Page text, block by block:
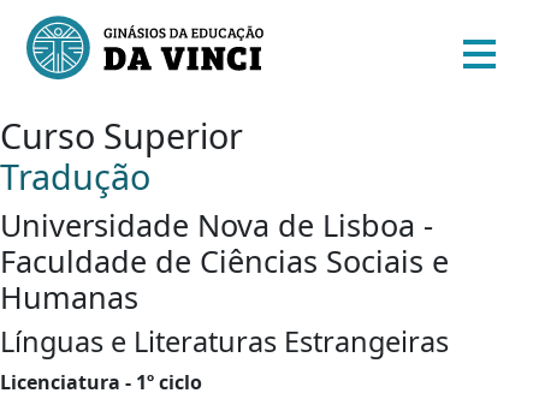
Curso Superior
Tradução
Universidade Nova de Lisboa -
Faculdade de Ciências Sociais e
Humanas
Línguas e Literaturas Estrangeiras
Licenciatura - 1º ciclo